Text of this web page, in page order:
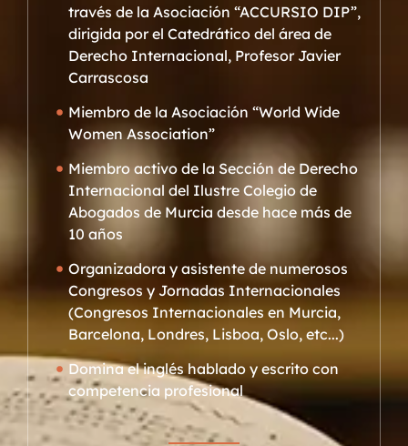
través de la Asociación “ACCURSIO DIP”,
dirigida por el Catedrático del área de
Derecho Internacional, Profesor Javier
Carrascosa
Miembro de la Asociación “World Wide
Women Association”
Miembro activo de la Sección de Derecho
Internacional del Ilustre Colegio de
Abogados de Murcia desde hace más de
10 años
Organizadora y asistente de numerosos
Congresos y Jornadas Internacionales
(Congresos Internacionales en Murcia,
Barcelona, Londres, Lisboa, Oslo, etc...)
Domina el inglés hablado y escrito con
competencia profesional